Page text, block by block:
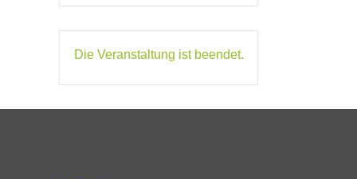
Die Veranstaltung ist beendet.